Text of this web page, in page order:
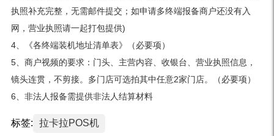
执照补充完整，无需邮件提交；如申请多终端报备商户还没有入
网，营业执照请一起打包提供)
4、《各终端装机地址清单表》（必要项）
5、商户视频的要求：门头、主营内容、收银台、营业执照信息，
镜头连贯，不剪接。多门店可选拍其中任意2家门店。（必要项）
6、非法人报备需提供非法人结算材料
标签: 拉卡拉POS机